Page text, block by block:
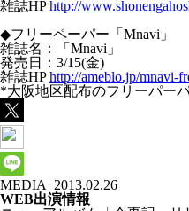
雑誌HPhttp://
◆フリーペーパー「Mnavi」
雑誌名：「Mnavi」
発売日：3/15(金)
雑誌HPhttp://ameblo.jp/mnavi-
*大阪地区配布のフリーパー
MEDIA
2013.02.26
WEB出演情報